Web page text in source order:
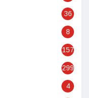
36
8
157
299
4